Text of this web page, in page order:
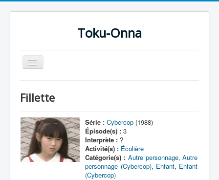
Toku-Onna
Basculer
la
Toku-Actrices
Toku-Critiques
Séries
Films
Fillette
Série : Cybercop (1988)
Épisode(s) : 3
Interprète : ?
Activité(s) : Écolière
Catégorie(s) : Autre personnage,Autre
personnage (Cybercop), Enfant, Enfant
(Cybercop)